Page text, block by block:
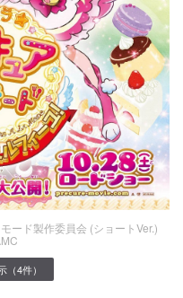
ード製作委員会 (ショートVer.)
（4件）